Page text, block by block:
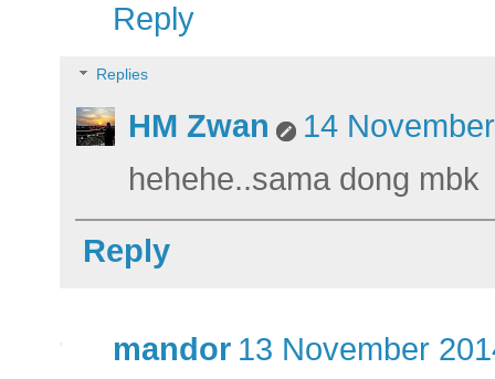
Reply
Replies
HM Zwan
14
hehehe..sama dong mbk
Reply
mandor 13 November